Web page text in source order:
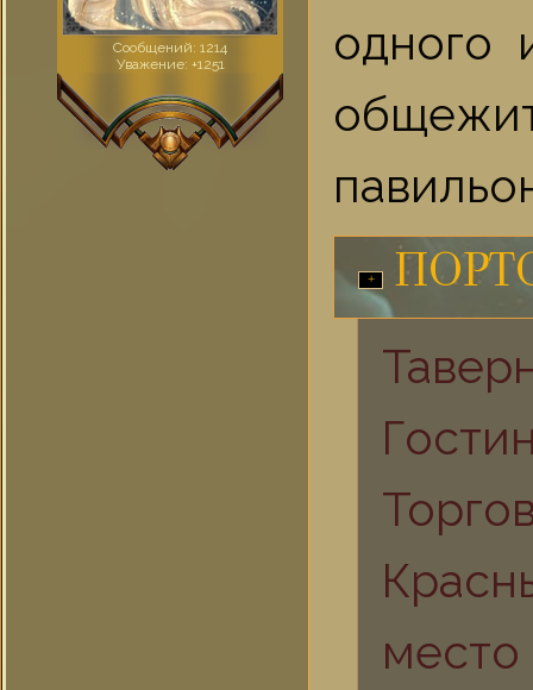
Сообщений: 1214
Уважение: +1251
одного
место